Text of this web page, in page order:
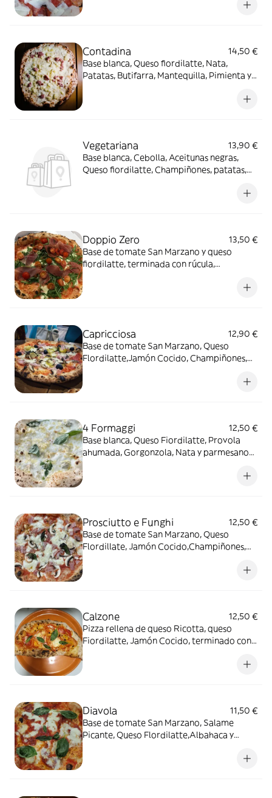
Contadina
14,50 €
Base blanca, Queso fiordilatte, Nata,
Patatas, Butifarra, Mantequilla, Pimienta y
Vegetariana
13,90 €
Base blanca, Cebolla, Aceitunas negras,
Queso fiordilatte, Champiñones, patatas,
Doppio Zero
13,50 €
Base de tomate San Marzano y queso
fiordilatte, terminada con rúcula,
Capricciosa
12,90 €
Base de tomate San Marzano, Queso
Flordilatte,Jamón Cocido, Champiñones,
4 Formaggi
12,50 €
Base blanca, Queso Fiordilatte, Provola
ahumada, Gorgonzola, Nata y parmesano
Prosciutto e Funghi
12,50 €
Base de tomate San Marzano, Queso
Flordillate, Jamón Cocido,Champiñones,
Calzone
12,50 €
Pizza rellena de queso Ricotta, queso
Fiordilatte, Jamón Cocido, terminado con
Diavola
11,50 €
Base de tomate San Marzano, Salame
Picante, Queso Flordilatte,Albahaca y